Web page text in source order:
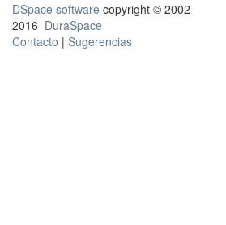
DSpace software copyright © 2002-
2016 DuraSpace
Contacto | Sugerencias